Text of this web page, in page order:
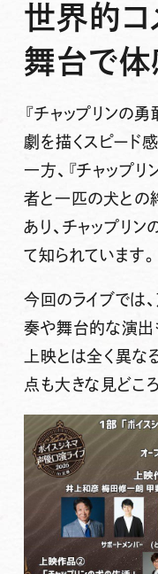
世界的コ
舞台で体
『チャップリンの
劇を描くスピード
一方、『チャップ
者と一匹の犬との
あり、チャップリ
て知られています。
今回のライブでは
奏や舞台的な演出
上映とは全く異な
点も大きな見どころ